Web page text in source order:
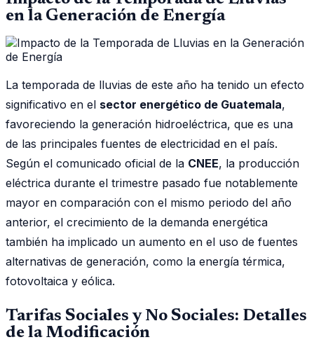
en la Generación de Energía
La temporada de lluvias de este año ha tenido un efecto
significativo en el sector energético de Guatemala,
favoreciendo la generación hidroeléctrica, que es una
de las principales fuentes de electricidad en el país.
Según el comunicado oficial de la CNEE, la producción
eléctrica durante el trimestre pasado fue notablemente
mayor en comparación con el mismo periodo del año
anterior, el crecimiento de la demanda energética
también ha implicado un aumento en el uso de fuentes
alternativas de generación, como la energía térmica,
fotovoltaica y eólica.
Tarifas Sociales y No Sociales: Detalles
de la Modificación